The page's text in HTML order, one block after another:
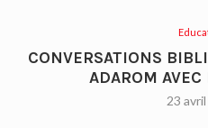
CONVERSATIONS
ADAROM
23